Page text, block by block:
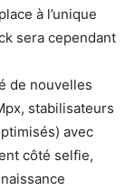
à l’unique
sera cependant
de nouvelles
stabilisateurs
avec
côté selfie,